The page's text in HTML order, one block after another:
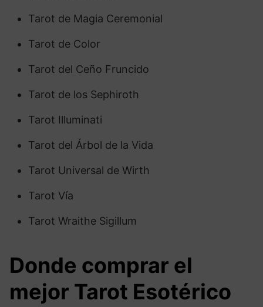
Tarot de Magia Ceremonial
Tarot de Color
Tarot del Ceño Fruncido
Tarot de los Sephiroth
Tarot Illuminati
Tarot del Árbol de la Vida
Tarot Universal de Wirth
Tarot Vía
Tarot Wraithe Sigillum
Donde comprar el
mejor Tarot Esotérico